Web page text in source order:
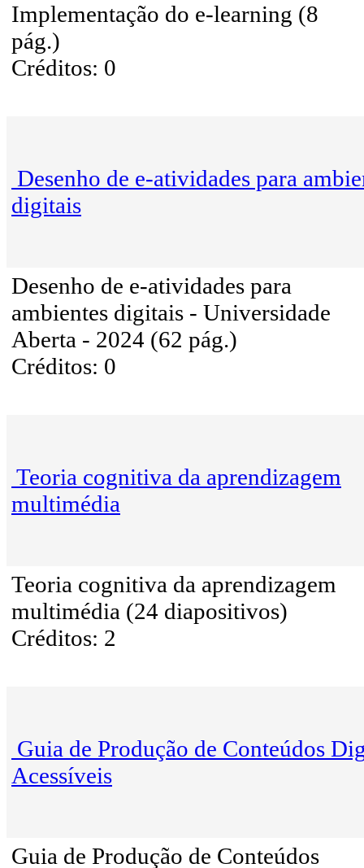
Implementação do e-learning (8
pág.)
Créditos: 0
Desenho de e-atividades para
digitais
Desenho de e-atividades para
ambientes digitais - Universidade
Aberta - 2024 (62 pág.)
Créditos: 0
Teoria cognitiva da aprendizagem
multimédia
Teoria cognitiva da aprendizagem
multimédia (24 diapositivos)
Créditos: 2
Guia de Produção de Conteúdos
Acessíveis
Guia de Produção de Conteúdos